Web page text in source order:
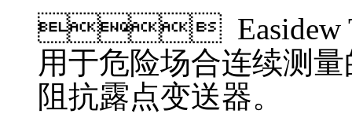
 Easidew
用于危险场合连续测量的
阻抗露点变送器。